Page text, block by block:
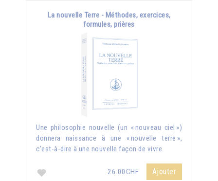
La nouvelle Terre - Méthodes, exercices,
formules, prières
Une philosophie nouvelle (un « nouveau ciel »)
donnera naissance à une « nouvelle terre »,
c’est-à-dire à une nouvelle façon de vivre.
26.00CHF Ajouter